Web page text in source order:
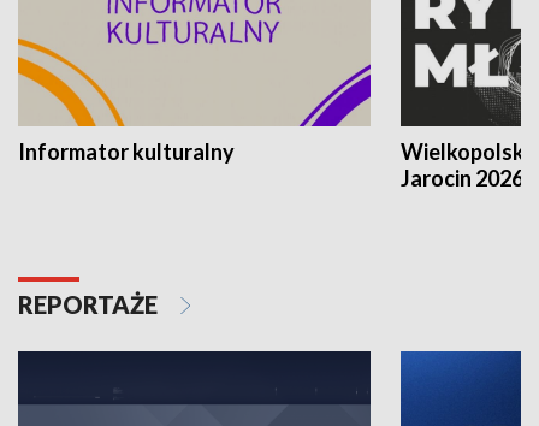
Informator kulturalny
Jarocin 2026
REPORTAŻE